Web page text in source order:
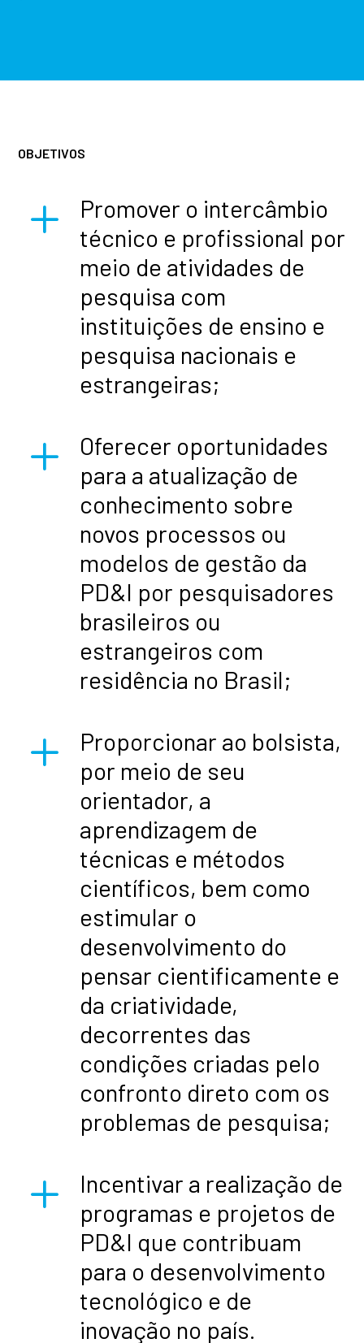
OBJETIVOS
L
Promover o intercâmbio
técnico e profissional por
meio de atividades de
pesquisa com
instituições de ensino e
pesquisa nacionais e
estrangeiras;
L
Oferecer oportunidades
para a atualização de
conhecimento sobre
novos processos ou
modelos de gestão da
PD&I por pesquisadores
brasileiros ou
estrangeiros com
residência no Brasil;
L
Proporcionar ao bolsista,
por meio de seu
orientador, a
aprendizagem de
técnicas e métodos
científicos, bem como
estimular o
desenvolvimento do
pensar cientificamente e
da criatividade,
decorrentes das
condições criadas pelo
confronto direto com os
problemas de pesquisa;
L
Incentivar a realização de
programas e projetos de
PD&I que contribuam
para o desenvolvimento
tecnológico e de
inovação no país.